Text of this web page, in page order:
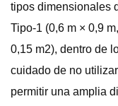
tipos dimensionales
Tipo-1 (0,6 m × 0,9
0,15 m2), dentro de
cuidado de no
permitir una amplia